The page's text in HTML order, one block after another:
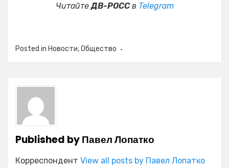
ЧитайтеДВ-РОССв Telegram
Posted in Новости,Общество
Published byПавел Лопатко
Корреспондент View all posts by Павел Лопатко